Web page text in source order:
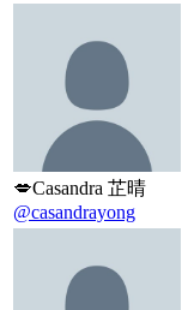
💋Casandra 芷晴
@casandrayong